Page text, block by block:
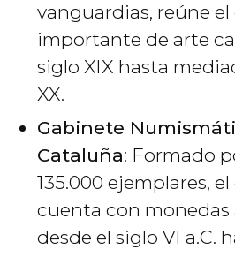
vanguardias, reúne
importante de arte
siglo XIX hasta
XX.
Gabinete
Cataluña: Formado
135.000 ejemplares,
cuenta con monedas
desde el siglo VI a.C.